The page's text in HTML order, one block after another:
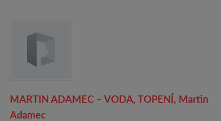
MARTIN ADAMEC – VODA, TOPENÍ, Martin
Adamec